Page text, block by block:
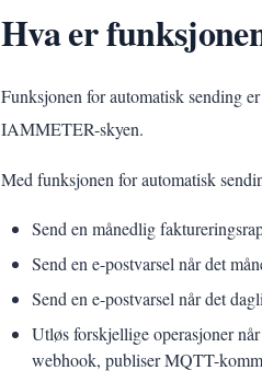
Hva er
Funksjonen for automatisk sending
IAMMETER-skyen.
Med funksjonen for automatisk
Send en månedlig
Send en e-postvarsel når det
Send en e-postvarsel når det
Utløs forskjellige operasjoner
webhook, publiser MQTT-